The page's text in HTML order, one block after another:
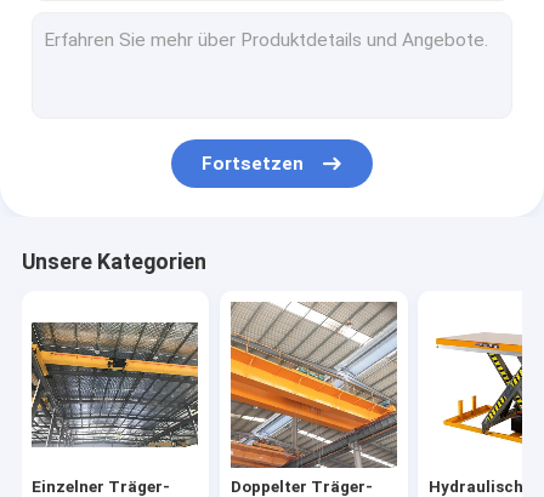
Kranbalkenkranhebemaschine
Hydraulische anhebende Plattform
Brücke, die Maschine aufrichtet
Behälter-Reichweiten-Stapler
Fortsetzen
Unsere Kategorien
Einzelner Träger-
Doppelter Träger-
Hydraulisch